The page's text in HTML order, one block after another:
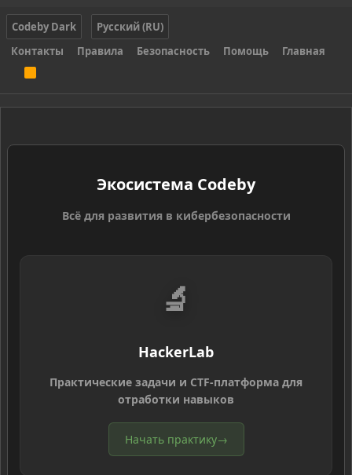
Codeby Dark
Русский (RU)
Контакты
Правила Безопасность Помощь Главная
S
Экосистема Codeby
Всё для развития в кибербезопасности
🔬
HackerLab
Практические задачи и CTF-платформа для
отработки навыков
Начать практику→